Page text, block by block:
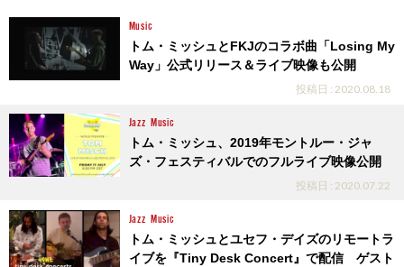
Music
トム・ミッシュとFKJのコラボ曲「Losing My
Way」公式リリース＆ライブ映像も公開
投稿日 : 2020.08.18
Jazz Music
トム・ミッシュ、2019年モントルー・ジャ
ズ・フェスティバルでのフルライブ映像公開
投稿日 : 2020.07.22
Jazz Music
トム・ミッシュとユセフ・デイズのリモートラ
イブを『Tiny Desk Concert』で配信 ゲスト